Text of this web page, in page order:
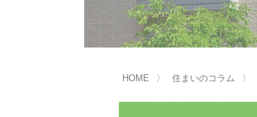
くさの工務店が選ばれる理由
くさの工務店が選ばれる理由
HOME 住まいのコラム